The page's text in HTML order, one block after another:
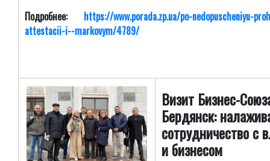
Подробнее: https://www.porada.zp.ua/po-nedopuscheniyu-
attestacii-i--markovym/4789/
Визит Бизнес-
Бердянск:
сотрудничество с
и бизнесом